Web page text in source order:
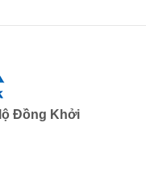
Đồng Khởi